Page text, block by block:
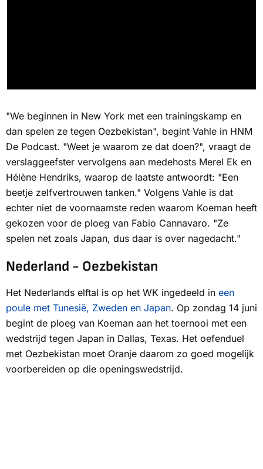
"We beginnen in New York met een trainingskamp en
dan spelen ze tegen Oezbekistan", begint Vahle in HNM
De Podcast. "Weet je waarom ze dat doen?", vraagt de
verslaggeefster vervolgens aan medehosts Merel Ek en
Hélène Hendriks, waarop de laatste antwoordt: "Een
beetje zelfvertrouwen tanken." Volgens Vahle is dat
echter niet de voornaamste reden waarom Koeman heeft
gekozen voor de ploeg van Fabio Cannavaro. "Ze
spelen net zoals Japan, dus daar is over nagedacht."
Nederland - Oezbekistan
Het Nederlands elftal is op het WK ingedeeld in een
poule met Tunesië, Zweden en Japan. Op zondag 14 juni
begint de ploeg van Koeman aan het toernooi met een
wedstrijd tegen Japan in Dallas, Texas. Het oefenduel
met Oezbekistan moet Oranje daarom zo goed mogelijk
voorbereiden op die openingswedstrijd.